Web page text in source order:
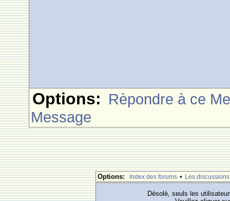
Options: Rèpondre à ce
Message
Options: Index des forums • Les discussions
Dèsolè, seuls les